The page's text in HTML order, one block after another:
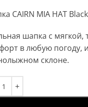
CAIRN MIA HAT Black
шапка с мягкой,
в любую погоду,
склоне.